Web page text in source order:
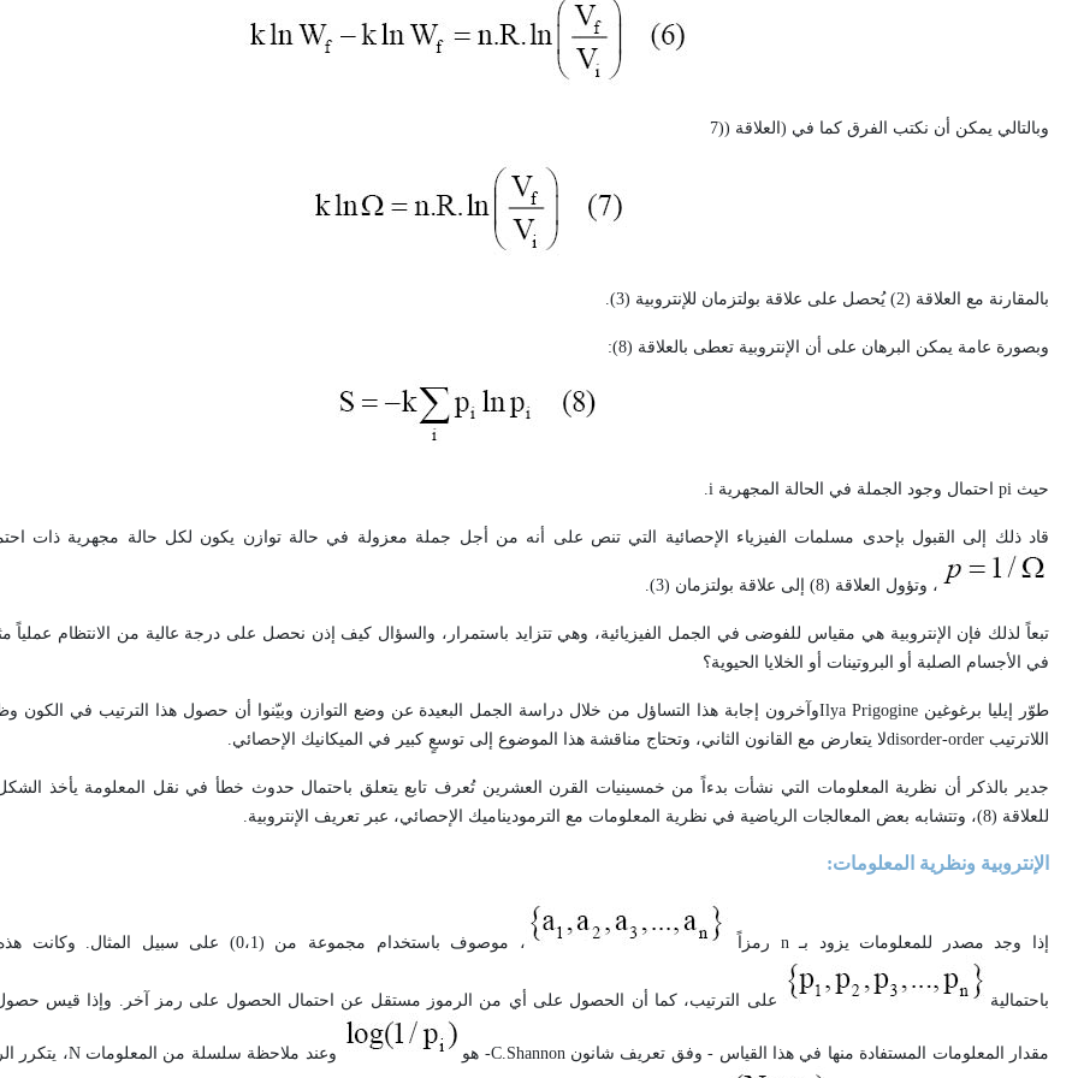
وبالتالي يمكن أن نكتب الفرق كما في (العلاقة ((7
بالمقارنة مع العلاقة (2) يُحصل على علاقة بولتزمان للإنتروبية (3).
وبصورة عامة يمكن البرهان على أن الإنتروبية تعطى بالعلاقة (8):
حيث i
p احتمال وجود الجملة في الحالة المجهرية i
.
قاد ذلك إلى القبول بإحدى مسلمات الفيزياء الإحصائية التي تنص على أنه من أجل جملة معزولة في حالة توازن يكون لكل حالة مجهرية ذات
، وتؤول العلاقة (8) إلى علاقة بولتزمان (3).
تبعاً لذلك فإن الإنتروبية هي مقياس للفوضى في الجمل الفيزيائية، وهي تتزايد باستمرار، والسؤال كيف إذن نحصل على درجة عالية من الانتظام عملياً
في الأجسام الصلبة أو البروتينات أو الخلايا الحيوية؟
طوّر إيليا برغوغين Ilya Prigogineوآخرون إجابة هذا التساؤل من خلال دراسة الجمل البعيدة عن وضع التوازن وبيّنوا أن حصول هذا الترتيب في الكون
اللاترتيب disorder-orderلا يتعارض مع القانون الثاني، وتحتاج مناقشة هذا الموضوع إلى توسعٍ كبير في الميكانيك الإحصائي.
جدير بالذكر أن نظرية المعلومات التي نشأت بدءاً من خمسينيات القرن العشرين تُعرف تابع يتعلق باحتمال حدوث خطأ في نقل المعلومة يأخذ
للعلاقة (8)، وتتشابه بعض المعالجات الرياضية في نظرية المعلومات مع الترموديناميك الإحصائي، عبر تعريف الإنتروبية.
الإنتروبية ونظرية المعلومات:
إذا وجد مصدر للمعلومات يزود بـn رمزاً ، موصوف باستخدام مجموعة من (0،1) على سبيل
باحتمالية على الترتيب، كما أن الحصول على أي من الرموز مستقل عن احتمال الحصول على رمز آخر. وإذا قيس
مقدار المعلومات المستفادة منها في هذا القياس - وفق تعريف شانونC.Shannon- هو وعند ملاحظة سلسلة من المعلوماتN، يتكرر